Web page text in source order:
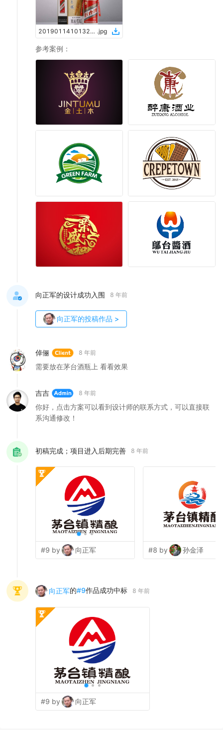
2019011410132235414335 .jpg
参考案例 ：
向正军的设计成功入围 8 年前
向正军的投稿作品 >
倬俪 8 年前
需要放在茅台酒瓶上 看看效果
吉吉 8 年前
你好，点击方案可以看到设计师的联系方式，可以直接联
系沟通修改！
初稿完成；项目进入后期完善 8 年前
#9 by 向正军 #8 by 孙金泽
向正军的#9作品成功中标 8 年前
#9 by 向正军